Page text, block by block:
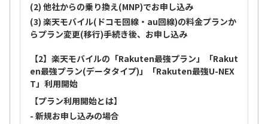
(2) 他社からの乗り換え(MNP)でお申し込み
(3) 楽天モバイル(ドコモ回線・au回線)の料金プランか
らプラン変更(移行)手続き後、お申し込み
【2】楽天モバイルの「Rakuten最強プラン」「Rakut
en最強プラン(データタイプ)」「Rakuten最強U-NEX
T」利用開始
【プラン利用開始とは】
- 新規お申し込みの場合